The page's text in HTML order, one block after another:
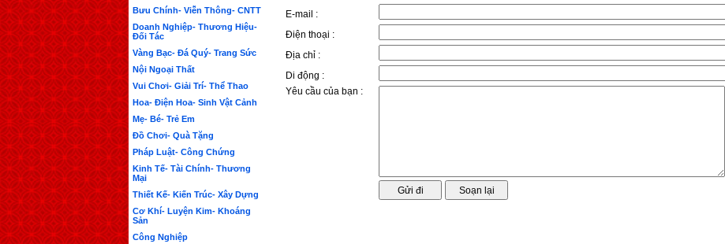
Bưu Chính- Viễn Thông- CNTT
Doanh Nghiệp- Thương Hiệu-
Đối Tác
Vàng Bạc- Đá Quý- Trang Sức
Nội Ngoại Thất
Vui Chơi- Giải Trí- Thể Thao
Hoa- Điện Hoa- Sinh Vật Cảnh
Mẹ- Bé- Trẻ Em
Đồ Chơi- Quà Tặng
Pháp Luật- Công Chứng
Kinh Tế- Tài Chính- Thương
Mại
Thiết Kế- Kiến Trúc- Xây Dựng
Cơ Khí- Luyện Kim- Khoáng
Sản
Công Nghiệp
E-mail :
Điện thoại :
Địa chỉ :
Di động :
Yêu cầu của bạn :